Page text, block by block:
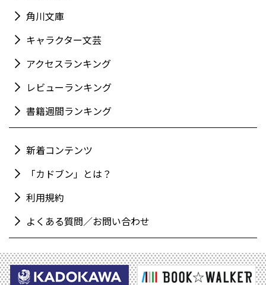
角川文庫
キャラクター文芸
アクセスランキング
レビューランキング
書籍週間ランキング
新着コンテンツ
「カドブン」とは？
利用規約
よくある質問／お問い合わせ